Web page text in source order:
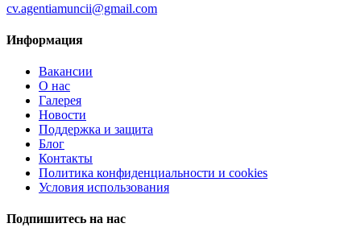
cv.agentiamuncii@gmail.com
Информация
Вакансии
О нас
Галерея
Новости
Поддержка и защита
Блог
Контакты
Политика конфиденциальности и cookies
Условия использования
Подпишитесь на нас